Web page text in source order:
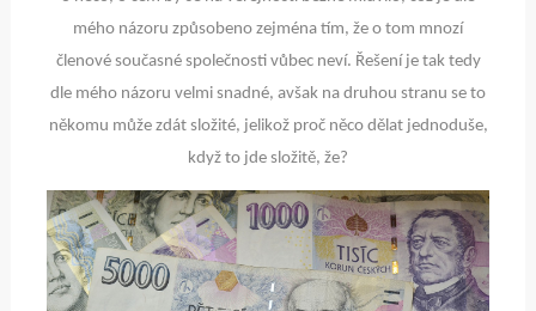
mého názoru způsobeno zejména tím, že o tom mnozí
členové současné společnosti vůbec neví. Řešení je tak tedy
dle mého názoru velmi snadné, avšak na druhou stranu se to
někomu může zdát složité, jelikož proč něco dělat jednoduše,
když to jde složitě, že?